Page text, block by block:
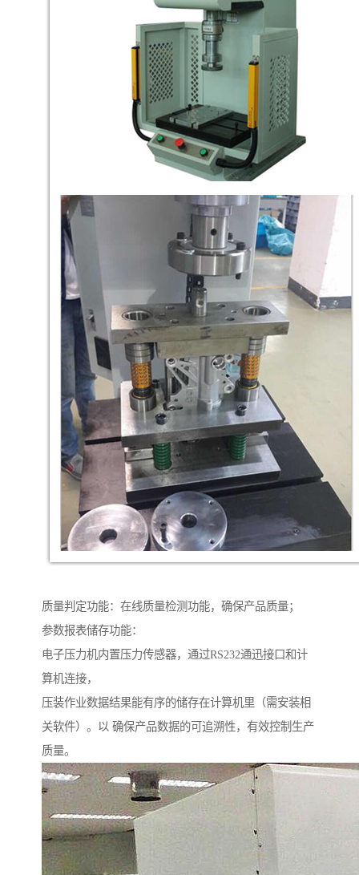
质量判定功能：在线质量检测功能，确保产品质量；
参数报表储存功能：
电子压力机内置压力传感器，通过RS232通迅接口和计
算机连接，
压装作业数据结果能有序的储存在计算机里（需安装相
关软件）。以 确保产品数据的可追溯性，有效控制生产
质量。